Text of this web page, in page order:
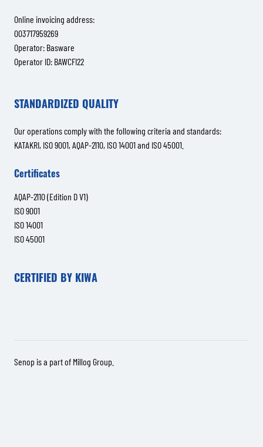
Online invoicing address:
003717959269
Operator: Basware
Operator ID: BAWCFI22
STANDARDIZED QUALITY
Our operations comply with the following criteria and standards:
KATAKRI, ISO 9001, AQAP-2110, ISO 14001 and ISO 45001.
Certificates
AQAP-2110 (Edition D V1)
ISO 9001
ISO 14001
ISO 45001
CERTIFIED BY KIWA
Senop is a part of Millog Group